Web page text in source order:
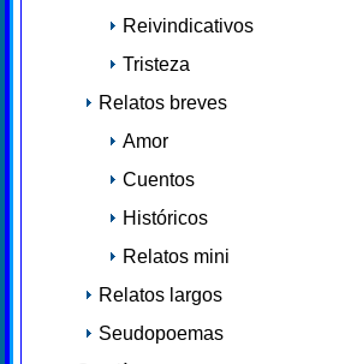
Reivindicativos
Tristeza
Relatos breves
Amor
Cuentos
Históricos
Relatos mini
Relatos largos
Seudopoemas